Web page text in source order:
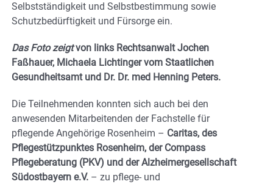
Selbstständigkeit und Selbstbestimmung sowie
Schutzbedürftigkeit und Fürsorge ein.
Das Foto zeigtvon links Rechtsanwalt Jochen
Faßhauer, Michaela Lichtinger vom Staatlichen
Gesundheitsamt und Dr. Dr. med Henning Peters.
Die Teilnehmenden konnten sich auch bei den
anwesenden Mitarbeitenden der Fachstelle für
pflegende Angehörige Rosenheim – Caritas, des
Pflegestützpunktes Rosenheim, der Compass
Pflegeberatung (PKV) und der Alzheimergesellschaft
Südostbayern e.V. – zu pflege- und